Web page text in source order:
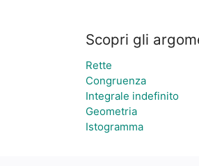
Scopri gli
Rette
Congruenza
Integrale indefinito
Geometria
Istogramma